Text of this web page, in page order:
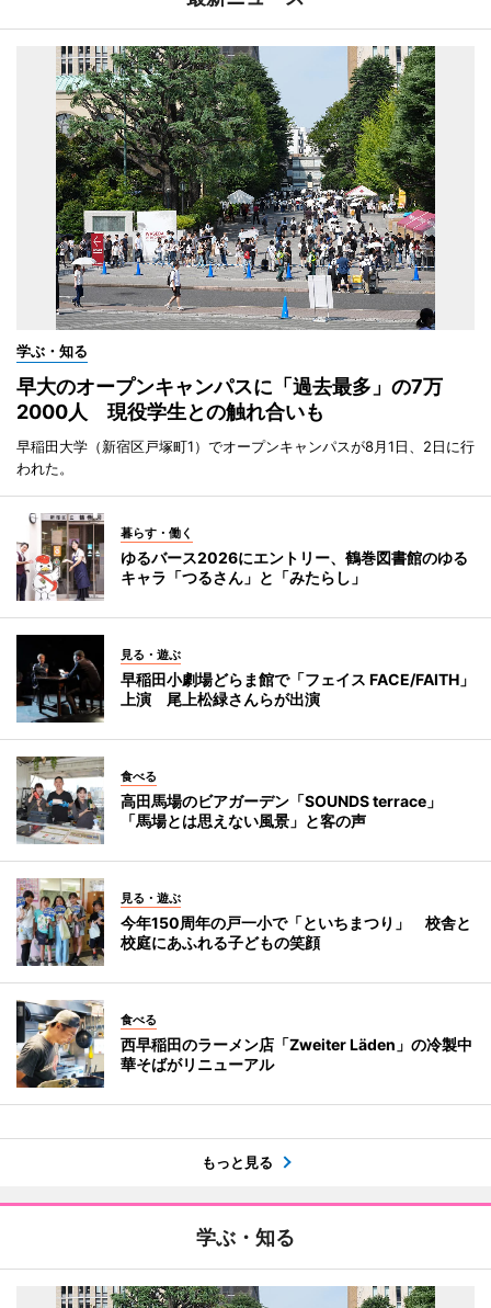
学ぶ・知る
早大のオープンキャンパスに「過去最多」の7万
2000人 現役学生との触れ合いも
早稲田大学（新宿区戸塚町1）でオープンキャンパスが8月1日、2日に行
われた。
暮らす・働く
ゆるバース2026にエントリー、鶴巻図書館のゆる
キャラ「つるさん」と「みたらし」
見る・遊ぶ
早稲田小劇場どらま館で「フェイス FACE/FAITH」
上演 尾上松緑さんらが出演
食べる
高田馬場のビアガーデン「SOUNDS terrace」
「馬場とは思えない風景」と客の声
見る・遊ぶ
今年150周年の戸一小で「といちまつり」 校舎と
校庭にあふれる子どもの笑顔
食べる
西早稲田のラーメン店「Zweiter Läden」の冷製中
華そばがリニューアル
もっと見る
学ぶ・知る